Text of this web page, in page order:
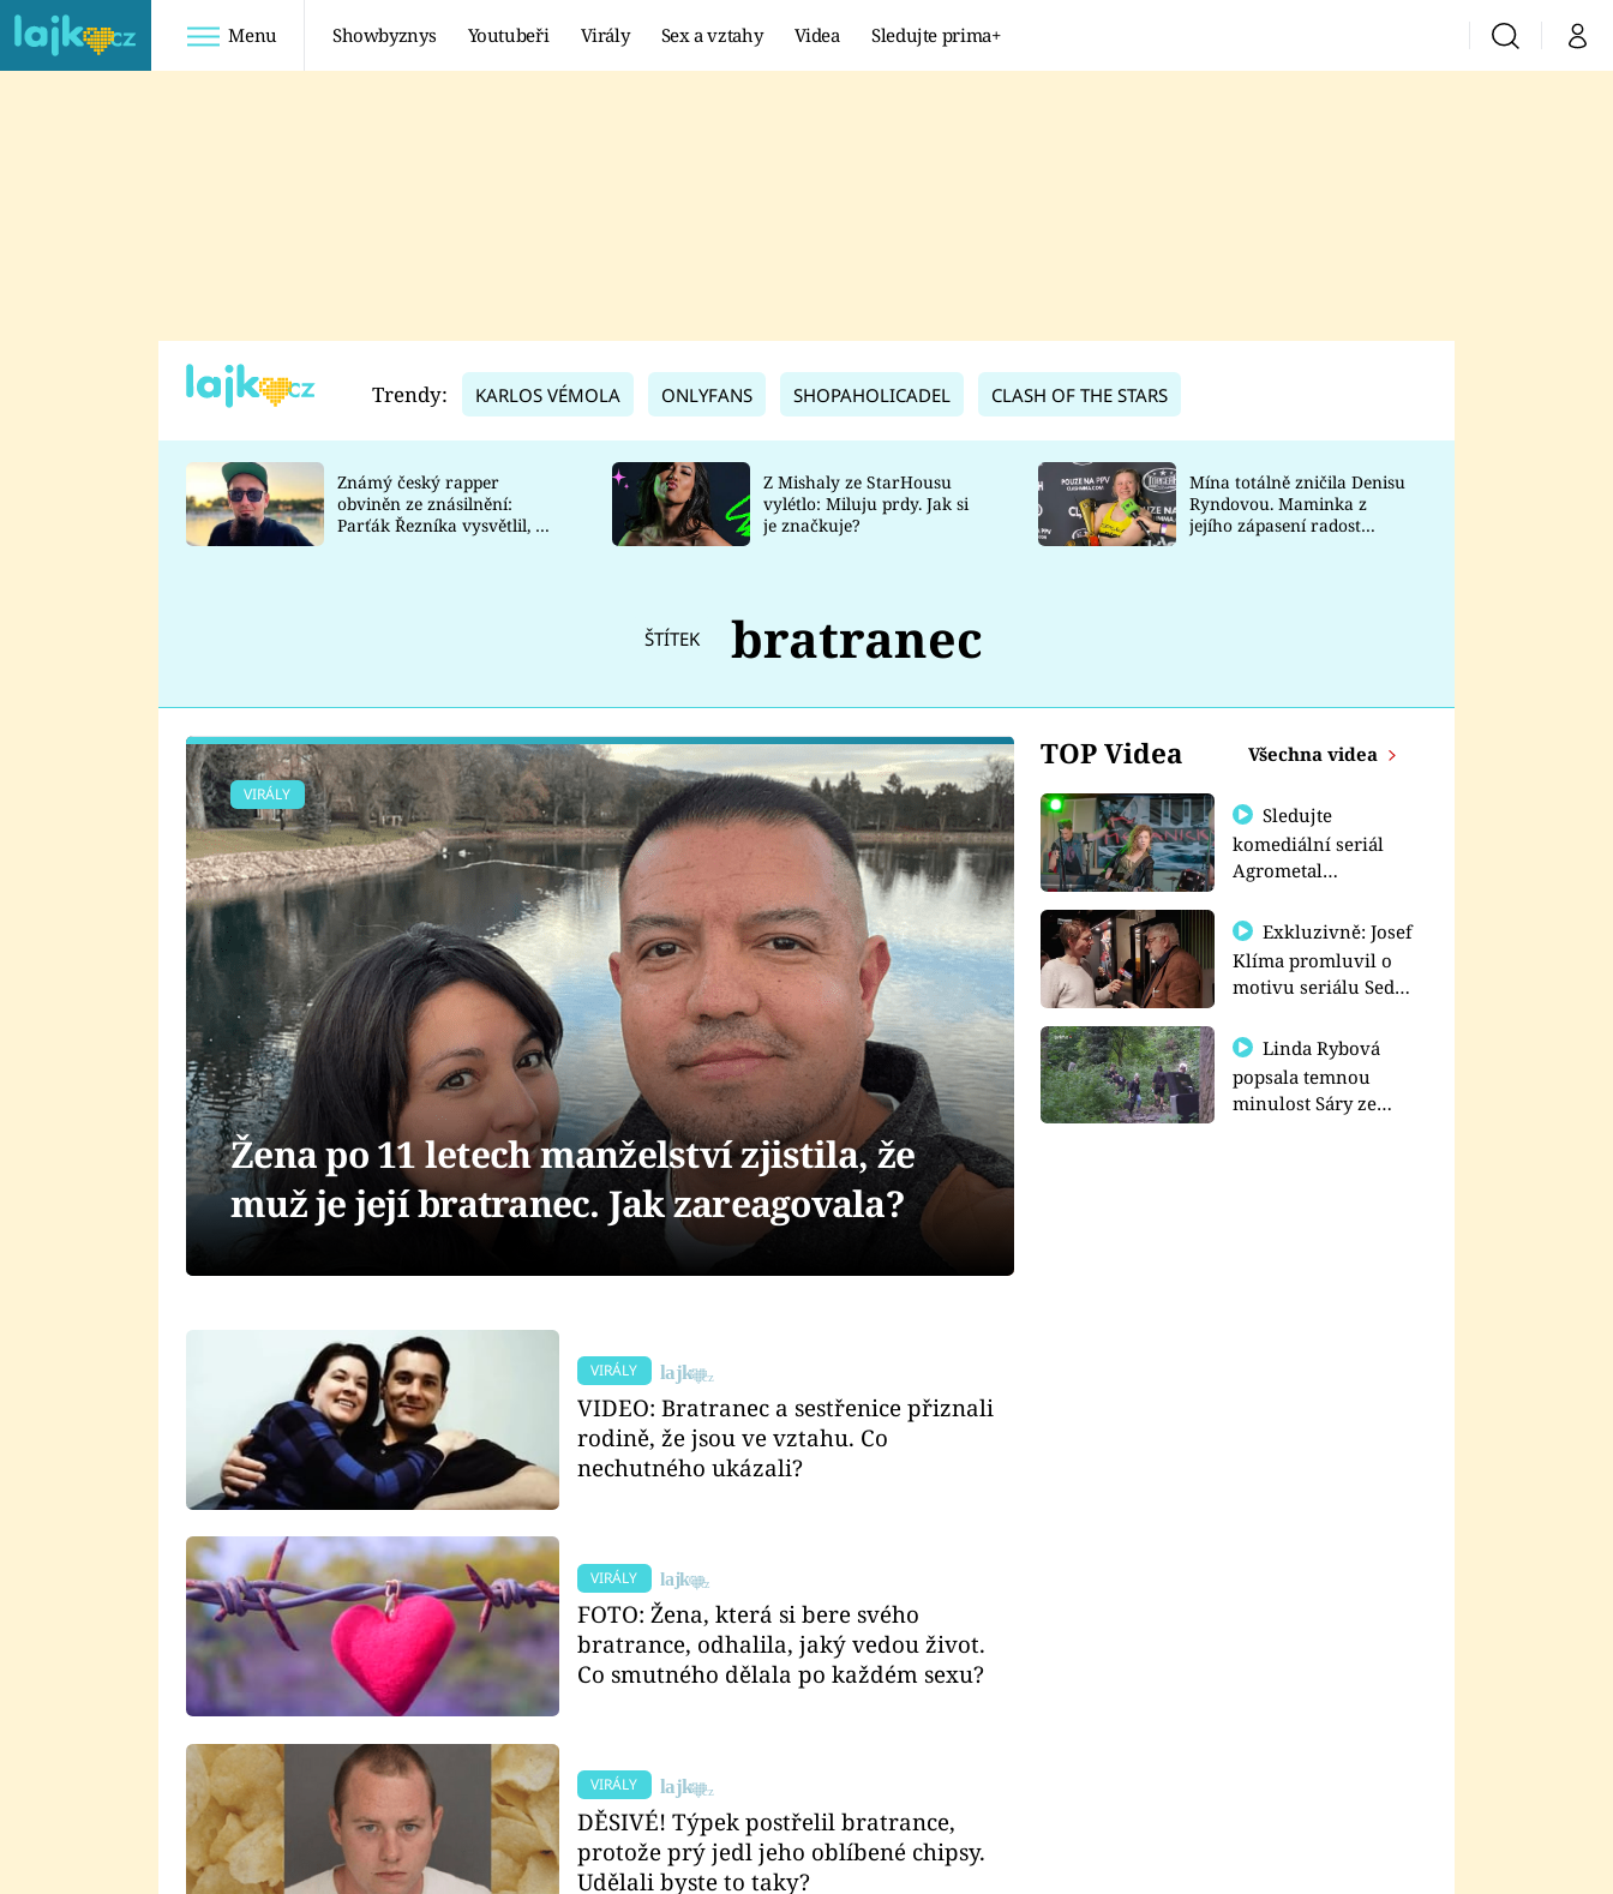
Menu Showbyznys Youtubeři Virály Sex a vztahy Videa Sledujte prima+ VyhledáváníMůj
TADEÁŠ KUBĚNKA
DATEL
Prima Lajk
Sledujte nás
Trendy: KARLOS VÉMOLA ONLYFANS SHOPAHOLICADEL CLASH OF THE STARS
Známý český rapper
obviněn ze znásilnění:
Parťák Řezníka vysvětlil, co
Z Mishaly ze StarHousu
vylétlo: Miluju prdy. Jak si
je značkuje?
Mína totálně zničila Denisu
Ryndovou. Maminka z
jejího zápasení radost
ŠTÍTEK bratranec
TOP Videa Všechna videa
Sledujte
komediální seriál
Agrometal
prima+
Exkluzivně: Josef
Klíma promluvil o
motivu seriálu Sedm
Linda Rybová
popsala temnou
minulost Sáry ze
VIRÁLY
Žena po 11 letech manželství zjistila, že
muž je její bratranec. Jak zareagovala?
VIRÁLY
VIDEO: Bratranec a sestřenice přiznali
rodině, že jsou ve vztahu. Co
nechutného ukázali?
VIRÁLY
FOTO: Žena, která si bere svého
bratrance, odhalila, jaký vedou život.
Co smutného dělala po každém sexu?
VIRÁLY
DĚSIVÉ! Týpek postřelil bratrance,
protože prý jedl jeho oblíbené chipsy.
Udělali byste to taky?